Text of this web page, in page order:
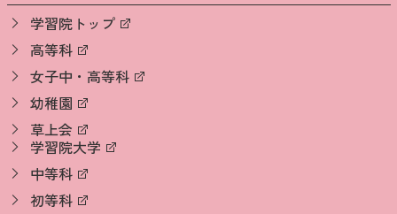
学習院トップ
高等科
女子中・高等科
幼稚園
草上会
学習院大学
中等科
初等科